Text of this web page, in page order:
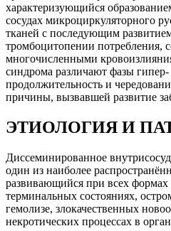
характеризующийся
сосудах микроциркуляторного
тканей с последующим
тромбоцитопении потребления,
многочисленными
синдрома различают фазы
продолжительность и
причины, вызвавшей развитие
ЭТИОЛОГИЯ И
Диссеминированное
один из наиболее
развивающийся при всех формах
терминальных состояниях,
гемолизе, злокачественных
некротических процессах в